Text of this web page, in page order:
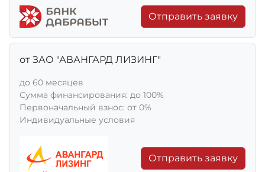
Отправить заявку
от ЗАО "АВАНГАРД ЛИЗИНГ"
до 60 месяцев
Сумма финансирования: до 100%
Первоначальный взнос: от 0%
Индивидуальные условия
Отправить заявку